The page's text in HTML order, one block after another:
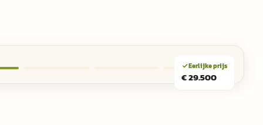
Eerlijke prijs
€ 29.500